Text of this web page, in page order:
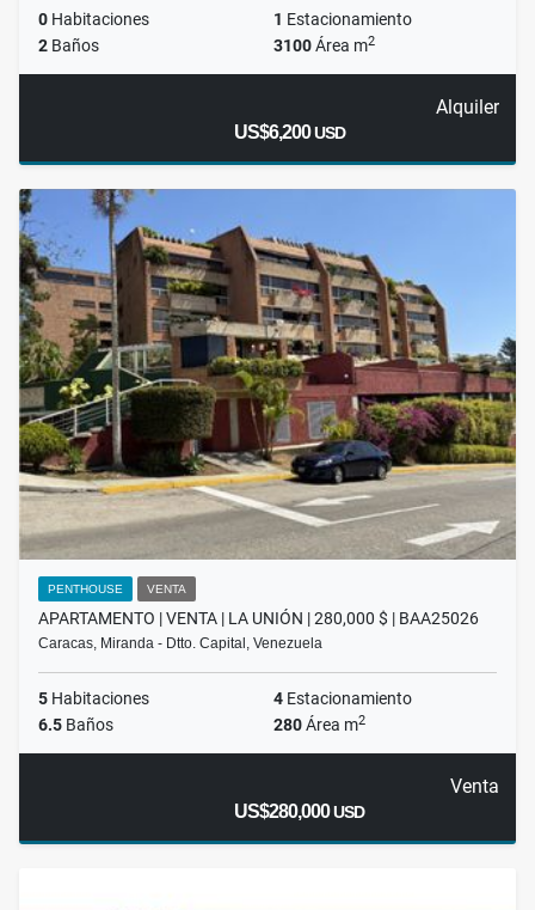
0 Habitaciones 1 Estacionamiento
2 Baños 3100Área m2
Alquiler
US$6,200USD
PENTHOUSE VENTA
APARTAMENTO | VENTA | LA UNIÓN | 280,000 $ | BAA25026
Caracas, Miranda - Dtto. Capital, Venezuela
5 Habitaciones 4 Estacionamiento
6.5 Baños 280Área m2
Venta
US$280,000USD